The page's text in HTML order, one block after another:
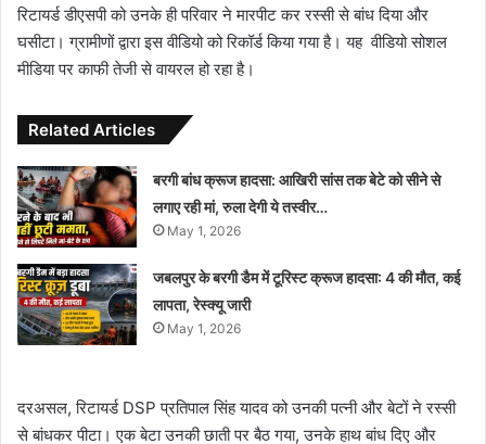
रिटायर्ड डीएसपी को उनके ही परिवार ने मारपीट कर रस्सी से बांध दिया और
घसीटा। ग्रामीणों द्वारा इस वीडियो को रिकॉर्ड किया गया है। यह वीडियो सोशल
मीडिया पर काफी तेजी से वायरल हो रहा है।
Related Articles
बरगी बांध क्रूज हादसा: आखिरी सांस तक बेटे को सीने से
लगाए रही मां, रुला देगी ये तस्वीर…
May 1, 2026
जबलपुर के बरगी डैम में टूरिस्ट क्रूज हादसा: 4 की मौत, कई
लापता, रेस्क्यू जारी
May 1, 2026
दरअसल, रिटायर्ड DSP प्रतिपाल सिंह यादव को उनकी पत्नी और बेटों ने रस्सी
से बांधकर पीटा। एक बेटा उनकी छाती पर बैठ गया, उनके हाथ बांध दिए और